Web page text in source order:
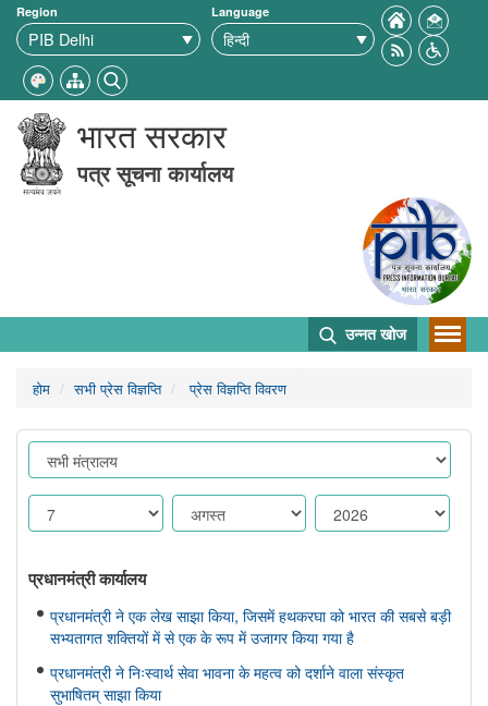
Region Language
भारत सरकार
पत्र सूचना कार्यालय
उन्नत खोज
होम सभी प्रेस विज्ञप्ति प्रेस विज्ञप्ति विवरण
प्रधानमंत्री कार्यालय
प्रधानमंत्री ने एक लेख साझा किया, जिसमें हथकरघा को भारत की सबसे बड़ी
सभ्यतागत शक्तियों में से एक के रूप में उजागर किया गया है
प्रधानमंत्री ने निःस्वार्थ सेवा भावना के महत्व को दर्शाने वाला संस्कृत
सुभाषितम् साझा किया